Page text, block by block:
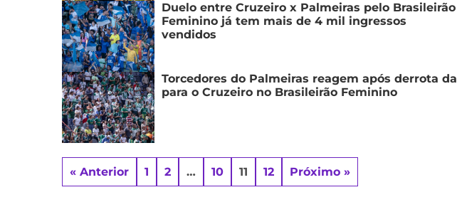
Duelo entre Cruzeiro x Palmeiras pelo Brasileirão
Feminino já tem mais de 4 mil ingressos
vendidos
Torcedores do Palmeiras reagem após derrota da
para o Cruzeiro no Brasileirão Feminino
« Anterior 1 2 … 10 11 12 Próximo »